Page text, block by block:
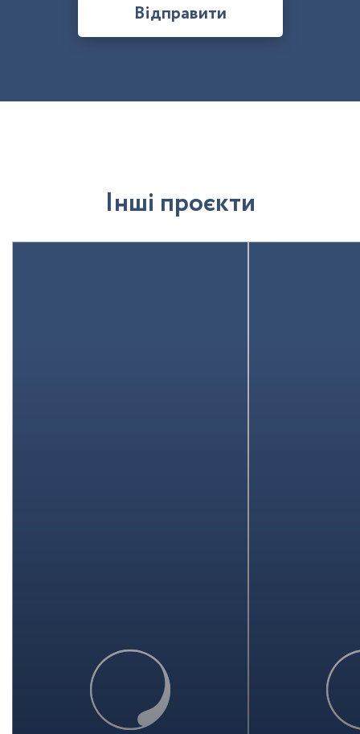
Відправити
Інші проєкти